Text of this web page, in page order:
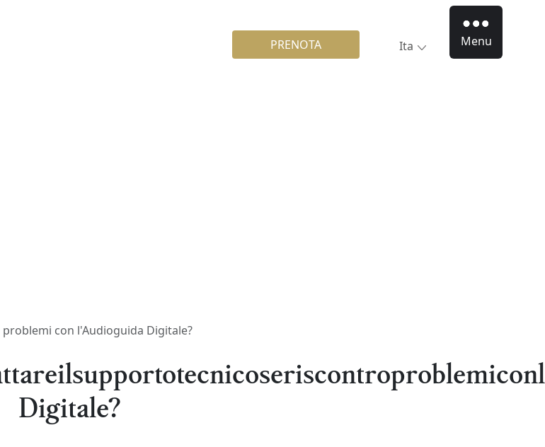
PRENOTA Ita Menu
con l'Audioguida Digitale?
Digitale?